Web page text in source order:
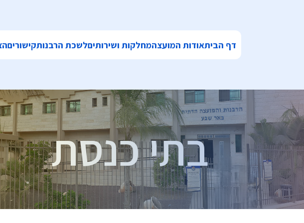
דף הביתאודות המועצהמחלקות ושירותיםלשכת הרבנותקישורים
בתי כנסת